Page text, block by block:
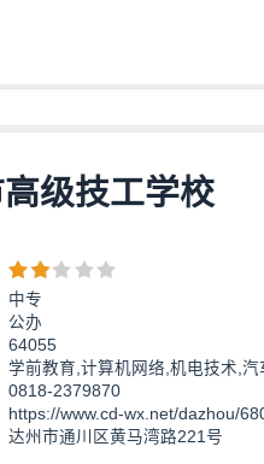
级技工学校
中专
公办
64055
学前教育,计算机网络,机电技术,
0818-2379870
https://www.cd-wx.net/dazhou/
达州市通川区黄马湾路221号